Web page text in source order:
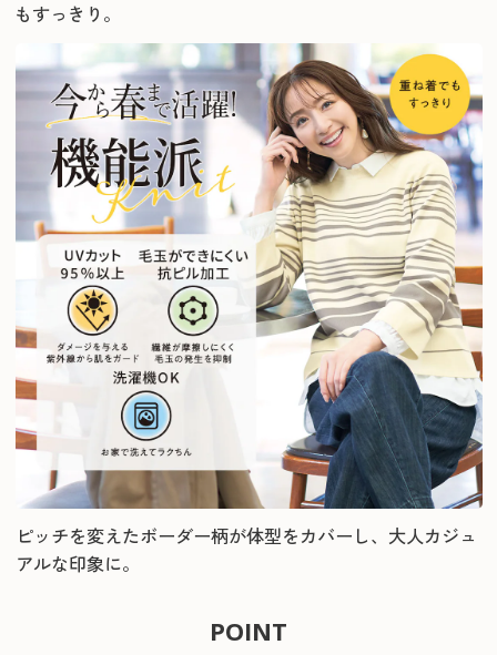
もすっきり。
ピッチを変えたボーダー柄が体型をカバーし、大人カジュ
アルな印象に。
POINT